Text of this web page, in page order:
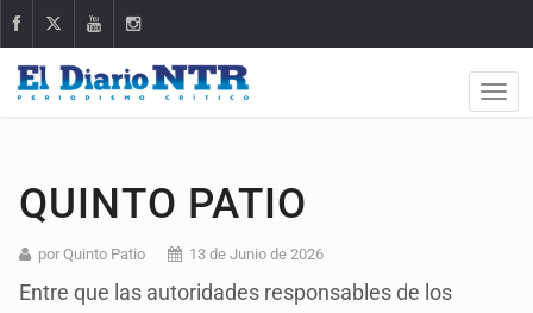
QUINTO PATIO
por Quinto Patio 13 de Junio de 2026
Entre que las autoridades responsables de los